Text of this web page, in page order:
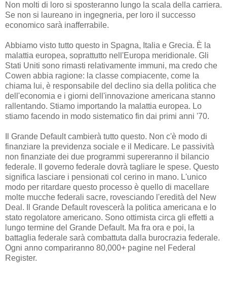
Non molti di loro si sposteranno lungo la scala della carriera.
Se non si laureano in ingegneria, per loro il successo
economico sarà inafferrabile.
Abbiamo visto tutto questo in Spagna, Italia e Grecia. È la
malattia europea, soprattutto nell'Europa meridionale. Gli
Stati Uniti sono rimasti relativamente immuni, ma credo che
Cowen abbia ragione: la classe compiacente, come la
chiama lui, è responsabile del declino sia della politica che
dell'economia e i giorni dell'innovazione americana stanno
rallentando. Stiamo importando la malattia europea. Lo
stiamo facendo in modo sistematico fin dai primi anni '70.
Il Grande Default cambierà tutto questo. Non c'è modo di
finanziare la previdenza sociale e il Medicare. Le passività
non finanziate dei due programmi supereranno il bilancio
federale. Il governo federale dovrà tagliare le spese. Questo
significa lasciare i pensionati col cerino in mano. L'unico
modo per ritardare questo processo è quello di macellare
molte mucche federali sacre, rovesciando l'eredità del New
Deal. Il Grande Default rovescerà la politica americana e lo
stato regolatore americano. Sono ottimista circa gli effetti a
lungo termine del Grande Default. Ma fra ora e poi, la
battaglia federale sarà combattuta dalla burocrazia federale.
Ogni anno compariranno 80,000+ pagine nel Federal
Register.